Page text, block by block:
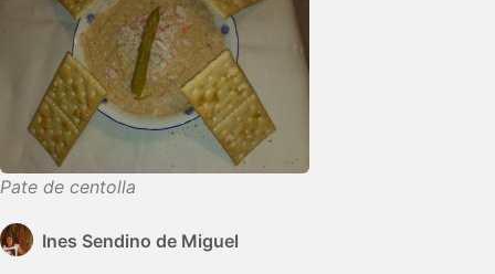
Pate de centolla
Ines Sendino de Miguel